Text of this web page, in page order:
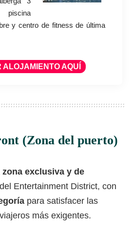
y centro de fitness de última
ALOJAMIENTO AQUÍ
(Zona del puerto)
zona exclusiva y de
Entertainment District, con
para satisfacer las
más exigentes.